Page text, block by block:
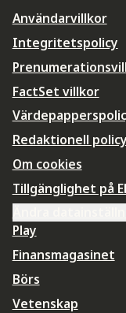
Användarvillkor
Integritetspolicy
FactSet villkor
Redaktionell policy
Om cookies
Tillgänglighet på
Play
Finansmagasinet
Börs
Vetenskap